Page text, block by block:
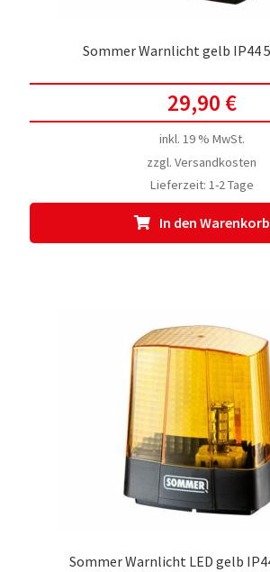
Sommer Warnlicht gelb IP44
29,90 €
inkl. 19 % MwSt.
zzgl. Versandkosten
Lieferzeit: 1-2 Tage
In den Warenkorb
Sommer Warnlicht LED gelb